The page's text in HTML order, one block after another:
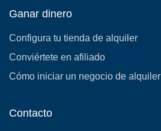
Ganar dinero
Configura tu tienda de alquiler
Conviértete en afiliado
Cómo iniciar un negocio de alquiler
Contacto